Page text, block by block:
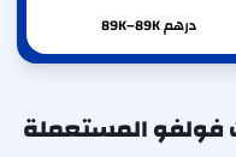
درهم 89K–89K
فولفو المستعملة